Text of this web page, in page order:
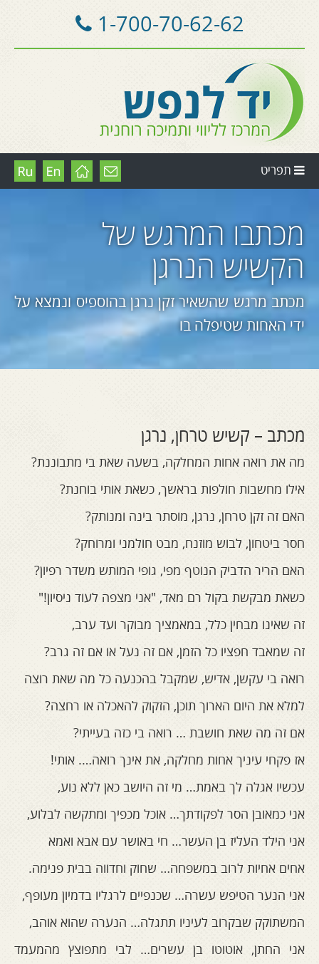
1-700-70-62-62
תפריט
מכתבו המרגש של
הקשיש הנרגן
מכתב מרגש שהשאיר זקן נרגן בהוספיס ונמצא על
ידי האחות שטיפלה בו
מכתב – קשיש טרחן, נרגן
מה את רואה אחות המחלקה, בשעה שאת בי מתבוננת?
אילו מחשבות חולפות בראשך, כשאת אותי בוחנת?
האם זה זקן טרחן, נרגן, מוסתר בינה ומנותק?
חסר ביטחון, לבוש מוזנח, מבט חולמני ומרוחק?
האם הריר הדביק הנוטף מפי, גופי המותש משדר רפיון?
כשאת מבקשת בקול רם מאד, "אני מצפה לעוד ניסיון!"
זה שאינו מבחין כלל, במאמציך מבוקר ועד ערב,
זה שמאבד חפציו כל הזמן, אם זה נעל או אם זה גרב?
רואה בי עקשן, אדיש, שמקבל בהכנעה כל מה שאת רוצה
למלא את היום הארוך תוכן, הזקוק להאכלה או רחצה?
אם זה מה שאת חושבת … רואה בי כזה בעייתי?
אז פקחי עיניך אחות מחלקה, את אינך רואה…. אותי!
עכשיו אגלה לך באמת… מי זה היושב כאן ללא נוע,
אני כמאובן הסר לפקודתך… אוכל מכפיך ומתקשה לבלוע,
אני הילד העליז בן העשר… חי באושר עם אבא ואמא
אחים אחיות לרוב במשפחה… שחוק וחדווה בבית פנימה.
אני הנער הטיפש עשרה… שכנפיים לרגליו בדמיון מעופף,
המשתוקק שבקרוב לעיניו תתגלה… הנערה שהוא אוהב,
אני החתן, אוטוטו בן עשרים… לבי מתפוצץ מהמעמד